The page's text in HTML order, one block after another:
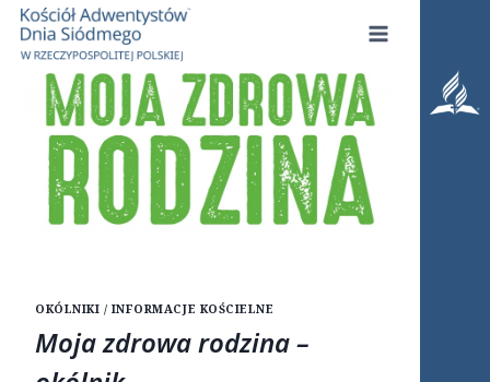
Przejdź
treści
OKÓLNIKI / INFORMACJE KOŚCIELNE
Moja zdrowa rodzina –